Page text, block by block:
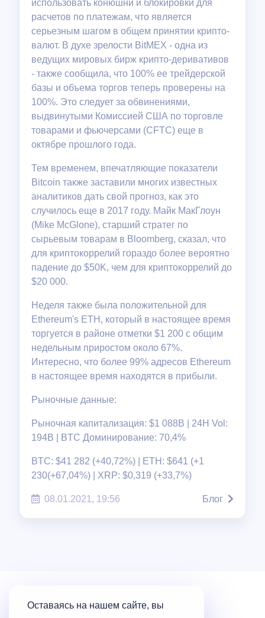
использовать конюшни и блокировки для
расчетов по платежам, что является
серьезным шагом в общем принятии крипто-
валют. В духе зрелости BitMEX - одна из
ведущих мировых бирж крипто-деривативов
- также сообщила, что 100% ее трейдерской
базы и объема торгов теперь проверены на
100%. Это следует за обвинениями,
выдвинутыми Комиссией США по торговле
товарами и фьючерсами (CFTC) еще в
октябре прошлого года.
Тем временем, впечатляющие показатели
Bitcoin также заставили многих известных
аналитиков дать свой прогноз, как это
случилось еще в 2017 году. Майк МакГлоун
(Mike McGlone), старший стратег по
сырьевым товарам в Bloomberg, сказал, что
для криптокоррелий гораздо более вероятно
падение до $50K, чем для криптокоррелий до
$20 000.
Неделя также была положительной для
Ethereum's ETH, который в настоящее время
торгуется в районе отметки $1 200 с общим
недельным приростом около 67%.
Интересно, что более 99% адресов Ethereum
в настоящее время находятся в прибыли.
Рыночные данные:
Рыночная капитализация: $1 088B | 24H Vol:
194B | BTC Доминирование: 70,4%
BTC: $41 282 (+40,72%) | ETH: $641 (+1
230(+67,04%) | XRP: $0,319 (+33,7%)
08.01.2021, 19:56 Блог
Оставаясь на нашем сайте, вы